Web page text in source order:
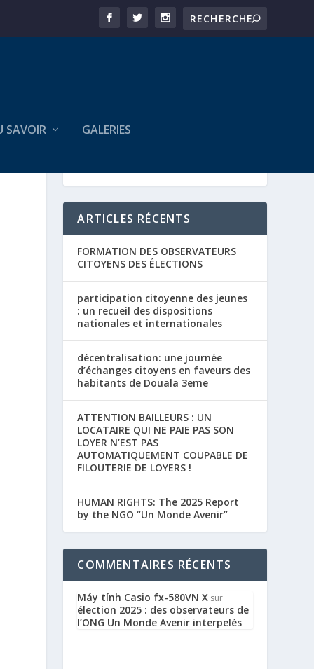
SAVOIR GALERIES
ARTICLES RÉCENTS
FORMATION DES OBSERVATEURS
CITOYENS DES ÉLECTIONS
participation citoyenne des jeunes
: un recueil des dispositions
nationales et internationales
décentralisation: une journée
d’échanges citoyens en faveurs des
habitants de Douala 3eme
ATTENTION BAILLEURS : UN
LOCATAIRE QUI NE PAIE PAS SON
LOYER N’EST PAS
AUTOMATIQUEMENT COUPABLE DE
FILOUTERIE DE LOYERS !
HUMAN RIGHTS: The 2025 Report
by the NGO “Un Monde Avenir”
COMMENTAIRES RÉCENTS
Máy tính Casio fx-580VN X sur
élection 2025 : des observateurs de
l’ONG Un Monde Avenir interpelés